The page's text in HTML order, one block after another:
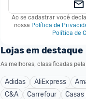
Ao se cadastrar você
nossa Política de
Política de
Lojas em destaque
As melhores, classificadas
Adidas AliExpress
C&A
Carrefour Casas